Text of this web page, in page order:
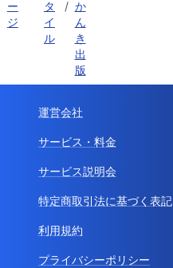
ー
ジ
タ
イ
ル
/ か
ん
き
出
版
運営会社
サービス・料金
サービス説明会
特定商取引法に基づく表記
利用規約
プライバシーポリシー